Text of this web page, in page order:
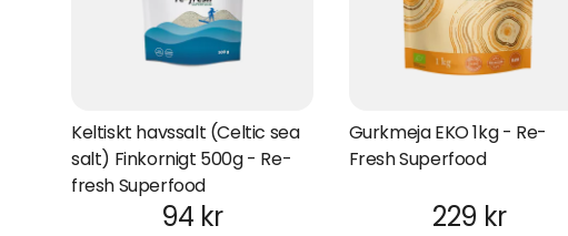
Keltiskt havssalt (Celtic sea
salt) Finkornigt 500g - Re-
fresh Superfood
94 kr
Gurkmeja EKO 1kg - Re-
Fresh Superfood
229 kr